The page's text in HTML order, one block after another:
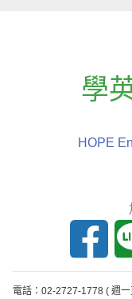
學
HOPE
電話：02-2727-1778 ( 週